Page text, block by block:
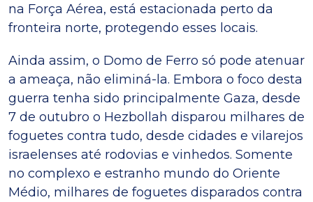
na Força Aérea, está estacionada perto da
fronteira norte, protegendo esses locais.
Ainda assim, o Domo de Ferro só pode atenuar
a ameaça, não eliminá-la. Embora o foco desta
guerra tenha sido principalmente Gaza, desde
7 de outubro o Hezbollah disparou milhares de
foguetes contra tudo, desde cidades e vilarejos
israelenses até rodovias e vinhedos. Somente
no complexo e estranho mundo do Oriente
Médio, milhares de foguetes disparados contra